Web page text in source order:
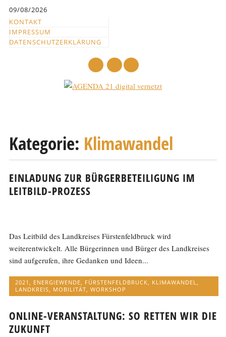
springen
09/08/2026
KONTAKT
IMPRESSUM
DATENSCHUTZERKLÄRUNG
zum
Kategorie: Klimawandel
EINLADUNG ZUR BÜRGERBETEILIGUNG IM
LEITBILD-PROZESS
Das Leitbild des Landkreises Fürstenfeldbruck wird
weiterentwickelt. Alle Bürgerinnen und Bürger des Landkreises
sind aufgerufen, ihre Gedanken und Ideen...
2021, ENERGIEWENDE, FÜRSTENFELDBRUCK, KLIMAWANDEL,
LANDKREIS, MOBILITÄT,WORKSHOP
ONLINE-VERANSTALTUNG: SO RETTEN WIR DIE
ZUKUNFT